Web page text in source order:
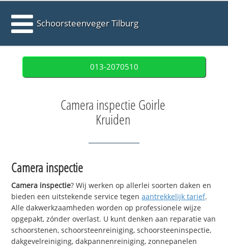
Schoorsteenveger Tilburg
013-2070510
Camera inspectie Goirle
Kruiden
Camera inspectie
Camera inspectie? Wij werken op allerlei soorten daken en
bieden een uitstekende service tegenaantrekkelijk tarief.
Alle dakwerkzaamheden worden op professionele wijze
opgepakt, zónder overlast. U kunt denken aan reparatie van
schoorstenen, schoorsteenreiniging, schoorsteeninspectie,
dakgevelreiniging, dakpannenreiniging, zonnepanelen